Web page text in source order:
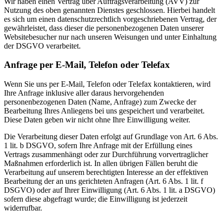
Nutzung des oben genannten Dienstes geschlossen. Hierbei handelt
es sich um einen datenschutzrechtlich vorgeschriebenen Vertrag, der
gewährleistet, dass dieser die personenbezogenen Daten unserer
Websitebesucher nur nach unseren Weisungen und unter Einhaltung
der DSGVO verarbeitet.
Anfrage per E-Mail, Telefon oder Telefax
Wenn Sie uns per E-Mail, Telefon oder Telefax kontaktieren, wird
Ihre Anfrage inklusive aller daraus hervorgehenden
personenbezogenen Daten (Name, Anfrage) zum Zwecke der
Bearbeitung Ihres Anliegens bei uns gespeichert und verarbeitet.
Diese Daten geben wir nicht ohne Ihre Einwilligung weiter.
Die Verarbeitung dieser Daten erfolgt auf Grundlage von Art. 6 Abs.
1 lit. b DSGVO, sofern Ihre Anfrage mit der Erfüllung eines
Vertrags zusammenhängt oder zur Durchführung vorvertraglicher
Maßnahmen erforderlich ist. In allen übrigen Fällen beruht die
Verarbeitung auf unserem berechtigten Interesse an der effektiven
Bearbeitung der an uns gerichteten Anfragen (Art. 6 Abs. 1 lit. f
DSGVO) oder auf Ihrer Einwilligung (Art. 6 Abs. 1 lit. a DSGVO)
sofern diese abgefragt wurde; die Einwilligung ist jederzeit
widerrufbar.